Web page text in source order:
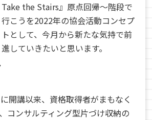
Take the Stairs』原点回帰〜階段で
行こうを2022年の協会活動コンセプ
トとして、今月から新たな気持で前
進していきたいと思います。
開講以来、資格取得者がまもなく
コンサルティング型片づけ収納の